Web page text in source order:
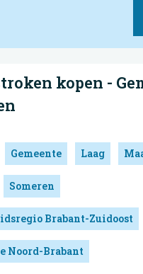
kopen -
Gemeente Laag
Someren
Brabant-Zuidoost
Noord-Brabant